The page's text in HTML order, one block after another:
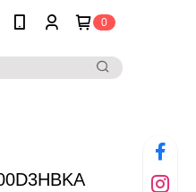
0